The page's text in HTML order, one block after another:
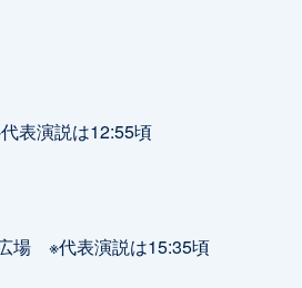
演説は12:55頃
場 ※代表演説は15:35頃